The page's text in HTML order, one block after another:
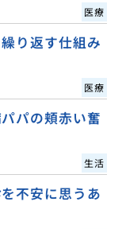
医療
り返す仕組み
医療
パの頬赤い奮
生活
不安に思うあ